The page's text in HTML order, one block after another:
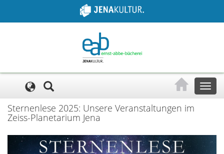
Toggle
Sternenlese 2025: Unsere Veranstaltungen im
Zeiss-Planetarium Jena